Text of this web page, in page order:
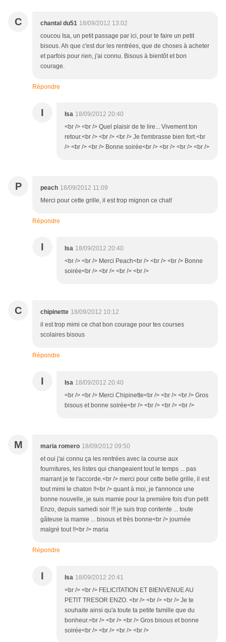
C chantal du51 18/09/2012 13:02
coucou Isa, un petit passage par ici, pour te faire un petit
bisous. Ah que c'est dur les rentrées, que de choses à acheter
et parfois pour rien, j'ai connu. Bisous à bientôt et bon
courage.
Répondre
I Isa 18/09/2012 20:40
<br /> <br /> Quel plaisir de te lire... Vivement ton
retour.<br /> <br /> <br /> Je t'embrasse bien fort.<br
/> <br /> <br /> Bonne soirée<br /> <br /> <br /> <br />
P peach 18/09/2012 11:09
Merci pour cette grille, il est trop mignon ce chat!
Répondre
I Isa 18/09/2012 20:40
<br /> <br /> Merci Peach<br /> <br /> <br /> Bonne
soirée<br /> <br /> <br /> <br />
C chipinette 18/09/2012 10:12
il est trop mimi ce chat bon courage pour tes courses
scolaires bisous
Répondre
I Isa 18/09/2012 20:40
<br /> <br /> Merci Chipinette<br /> <br /> <br /> Gros
bisous et bonne soirée<br /> <br /> <br /> <br />
M maria romero 18/09/2012 09:50
et oui j'ai connu ça les rentrées avec la course aux
fournitures, les listes qui changeaient tout le temps ... pas
marrant je te l'accorde.<br /> merci pour cette belle grille, il est
tout mimi le chaton !!<br /> quant à moi, je t'annonce une
bonne nouvelle, je suis mamie pour la première fois d'un petit
Enzo, depuis samedi soir !!! je suis trop contente ... toute
gâteuse la mamie ... bisous et très bonne<br /> journée
malgré tout !!<br /> maria
Répondre
I Isa 18/09/2012 20:41
<br /> <br /> FELICITATION ET BIENVENUE AU
PETIT TRESOR ENZO. <br /> <br /> <br /> Je te
souhaite ainsi qu'a toute ta petite famille que du
bonheur.<br /> <br /> <br /> Gros bisous et bonne
soirée<br /> <br /> <br /> <br />